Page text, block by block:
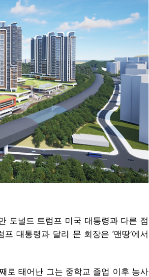
도널드 트럼프 미국 대통령과 다른 점
대통령과 달리 문 회장은 ‘맨땅’에서
로 태어난 그는 중학교 졸업 이후 농사